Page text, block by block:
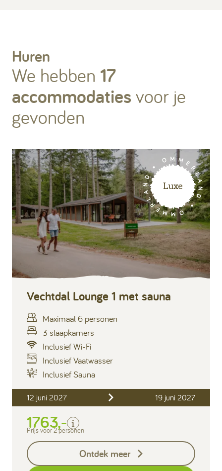
Huren
+31 (0) 529 451 362
Gastinformatie
Contact
Werken bij
Mijn Ommerland
Huren
We hebben 17
accommodaties voor je
gevonden
Luxe
Vechtdal Lounge 1 met sauna
Maximaal 6 personen
3 slaapkamers
Inclusief Wi-Fi
Inclusief Vaatwasser
Inclusief Sauna
12 juni 2027 19 juni 2027
1763,-
Inclusief
Verblijfskosten
Keukendoekenpakket
Eindschoonmaak
Prijs voor 2 personen
Ontdek meer